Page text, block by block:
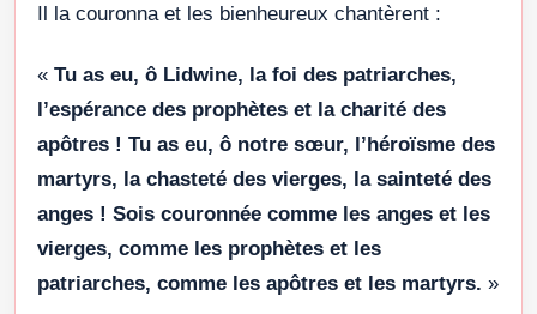
Il la couronna et les bienheureux chantèrent :
« Tu as eu, ô Lidwine, la foi des patriarches,
l’espérance des prophètes et la charité des
apôtres ! Tu as eu, ô notre sœur, l’héroïsme des
martyrs, la chasteté des vierges, la sainteté des
anges ! Sois couronnée comme les anges et les
vierges, comme les prophètes et les
patriarches, comme les apôtres et les martyrs. »